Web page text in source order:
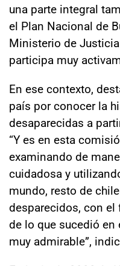
una parte integral
el Plan Nacional de
Ministerio de
participa muy
En ese contexto,
país por conocer la
desaparecidas a
“Y es en esta
examinando de
cuidadosa y
mundo, resto de
desparecidos, con el
de lo que sucedió en
muy admirable”,